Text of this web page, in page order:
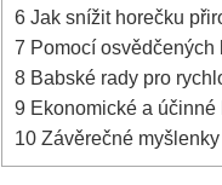
6 Jak snížit horečku
7 Pomocí
8 Babské rady pro
9 Ekonomické a⁢
10 Závěrečné myšlenky